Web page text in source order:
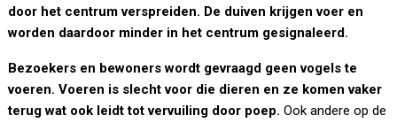
door het centrum verspreiden. De duiven krijgen voer en
worden daardoor minder in het centrum gesignaleerd.
Bezoekers en bewoners wordt gevraagd geen vogels te
voeren. Voeren is slecht voor die dieren en ze komen vaker
terug wat ook leidt tot vervuiling door poep.Ook andere op de